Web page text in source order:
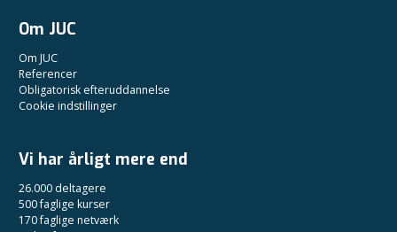
Om JUC
Om JUC
Referencer
Obligatorisk efteruddannelse
Cookie indstillinger
Vi har årligt mere end
26.000 deltagere
500 faglige kurser
170 faglige netværk